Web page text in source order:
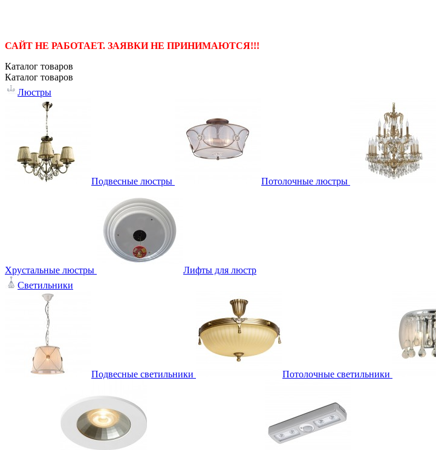
САЙТ НЕ РАБОТАЕТ. ЗАЯВКИ НЕ ПРИНИМАЮТСЯ!!!
Каталог товаров
Каталог товаров
Люстры
Подвесные люстры Потолочные люстры
Хрустальные люстры
Лифты для люстр
Светильники
Подвесные светильники Потолочные светильники